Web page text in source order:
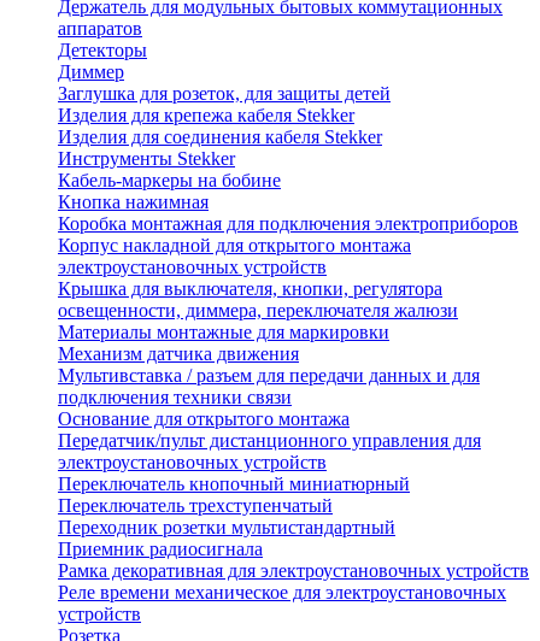
Держатель для модульных бытовых коммутационных
аппаратов
Детекторы
Диммер
Заглушка для розеток, для защиты детей
Изделия для крепежа кабеля Stekker
Изделия для соединения кабеля Stekker
Инструменты Stekker
Кабель-маркеры на бобине
Кнопка нажимная
Коробка монтажная для подключения электроприборов
Корпус накладной для открытого монтажа
электроустановочных устройств
Крышка для выключателя, кнопки, регулятора
освещенности, диммера, переключателя жалюзи
Материалы монтажные для маркировки
Механизм датчика движения
Мультивставка / разъем для передачи данных и для
подключения техники связи
Основание для открытого монтажа
Передатчик/пульт дистанционного управления для
электроустановочных устройств
Переключатель кнопочный миниатюрный
Переключатель трехступенчатый
Переходник розетки мультистандартный
Приемник радиосигнала
Рамка декоративная для электроустановочных устройств
Реле времени механическое для электроустановочных
устройств
Розетка